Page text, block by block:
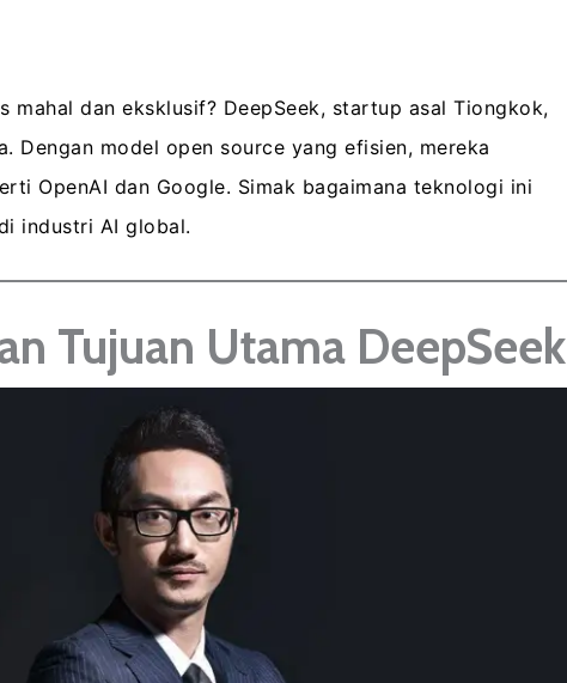
mahal dan eksklusif? DeepSeek, startup asal Tiongkok,
Dengan model open source yang efisien, mereka
OpenAI dan Google. Simak bagaimana teknologi ini
industri AI global.
Tujuan Utama DeepSeek